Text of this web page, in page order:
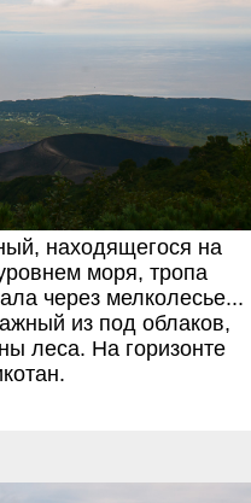
находящегося на
моря, тропа
через мелколесье...
из под облаков,
леса. На горизонте